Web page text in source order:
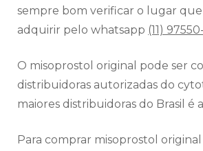
sempre bom verificar o lugar que
adquirir pelo whatsapp (11)
O misoprostol original pode ser
distribuidoras autorizadas do
maiores distribuidoras do Brasil é
Para comprar misoprostol